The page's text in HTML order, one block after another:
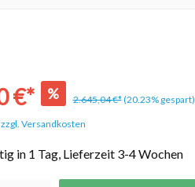
€* % 2.645,04 €*(20.23% gespart)
Versandkosten
in 1 Tag, Lieferzeit 3-4 Wochen